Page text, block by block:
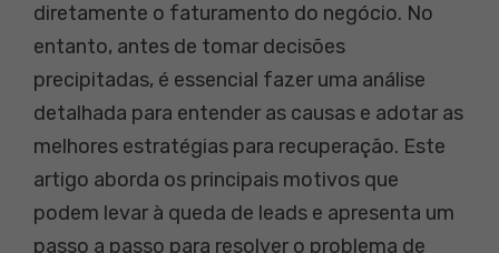
diretamente o faturamento do negócio. No
entanto, antes de tomar decisões
precipitadas, é essencial fazer uma análise
detalhada para entender as causas e adotar as
melhores estratégias para recuperação. Este
artigo aborda os principais motivos que
podem levar à queda de leads e apresenta um
passo a passo para resolver o problema de